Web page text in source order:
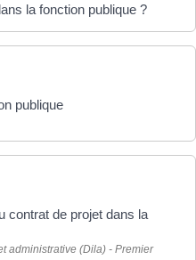
la fonction publique ?
publique
contrat de projet dans la
administrative (Dila) - Premier